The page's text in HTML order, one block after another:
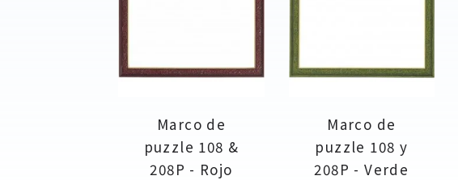
Marco de
puzzle 108 &
208P - Rojo
Marco de
puzzle 108 y
208P - Verde